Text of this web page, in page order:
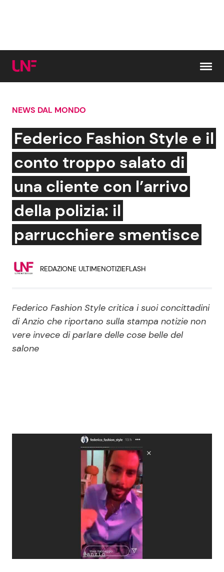
Cerca:
News e Cronaca
Attualità Italiana
Dal Mondo
Economia
Persone Scomparse
Gossip e TV
Bellezze VIP
Coppie VIP
Fiction e Serie TV
Soap Opera
ShowBiz
News Spettacolo
Cucina e Ricette
Consigli di Cucina
Dolci
Le Ricette in TV
NEWS DAL MONDO
Federico Fashion Style e il
conto troppo salato di
una cliente con l’arrivo
della polizia: il
parrucchiere smentisce
REDAZIONE ULTIMENOTIZIEFLASH
Federico Fashion Style critica i suoi concittadini
di Anzio che riportano sulla stampa notizie non
vere invece di parlare delle cose belle del
salone